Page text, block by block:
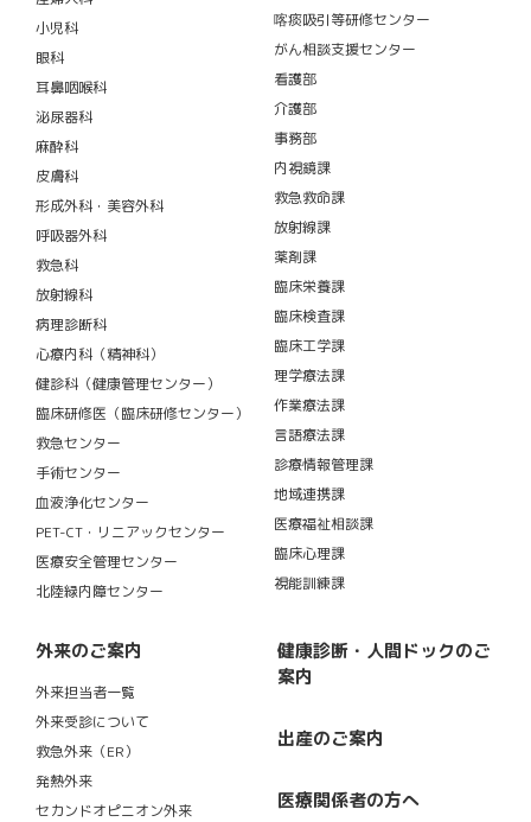
小児科
眼科
耳鼻咽喉科
泌尿器科
麻酔科
皮膚科
形成外科・美容外科
呼吸器外科
救急科
放射線科
病理診断科
心療内科（精神科）
健診科（健康管理センター）
臨床研修医（臨床研修センター）
救急センター
手術センター
血液浄化センター
PET-CT・リニアックセンター
医療安全管理センター
北陸緑内障センター
喀痰吸引等研修センター
がん相談支援センター
看護部
介護部
事務部
内視鏡課
救急救命課
放射線課
薬剤課
臨床栄養課
臨床検査課
臨床工学課
理学療法課
作業療法課
言語療法課
診療情報管理課
地域連携課
医療福祉相談課
臨床心理課
視能訓練課
外来のご案内
外来担当者一覧
外来受診について
救急外来（ER）
発熱外来
セカンドオピニオン外来
健康診断・人間ドックのご
案内
出産のご案内
医療関係者の方へ